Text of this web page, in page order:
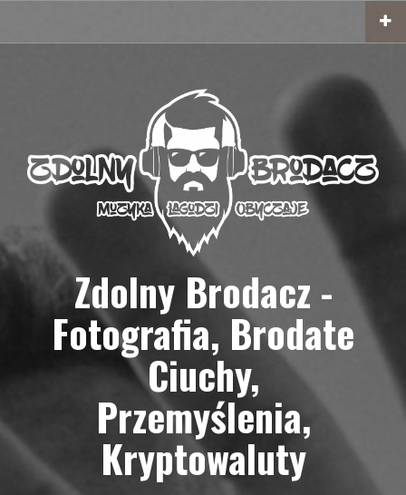
treści
Zdolny Brodacz -
Fotografia, Brodate
Ciuchy,
Przemyślenia,
Kryptowaluty